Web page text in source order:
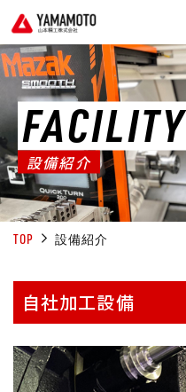
FACILITY
設備紹介
TOP 設備紹介
自社加工設備